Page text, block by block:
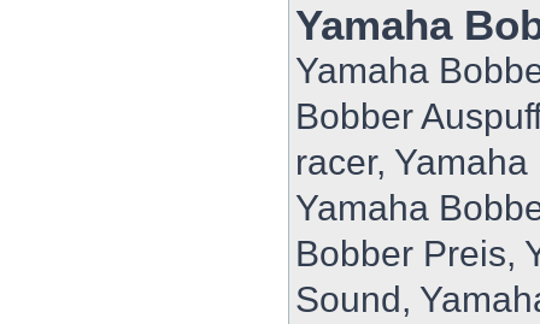
Yamaha
Yamaha
Bobber
racer,
Yamaha
Bobber Preis,
Sound,